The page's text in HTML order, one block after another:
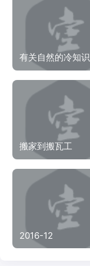
有关自然的冷知识
搬家到搬瓦工
2016-12